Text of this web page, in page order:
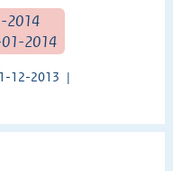
2014
01-2014
12-2013